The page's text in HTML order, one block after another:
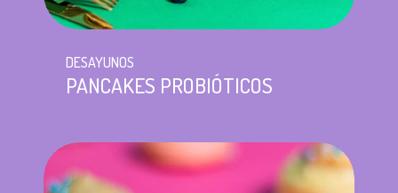
DESAYUNOS
PANCAKES PROBIÓTICOS